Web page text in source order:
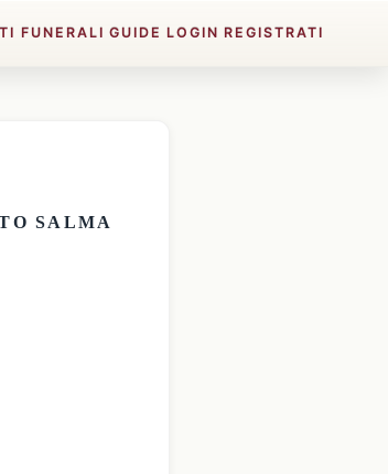
FUNERALI GUIDE LOGIN REGISTRATI
SALMA